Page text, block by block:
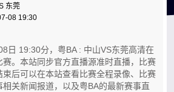
东莞
08 19:30
日 19:30分，粤BA : 中山VS东莞高清在
。本站同步官方直播源准时直播，比赛
后可以在本站查看比赛全程录像、比赛
相关新闻报道，以及粤BA的最新赛事直